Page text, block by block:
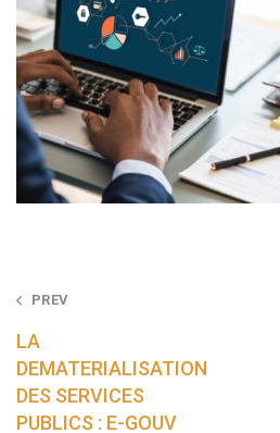
Post
navigation
PREV
LA
DEMATERIALISATION
DES SERVICES
PUBLICS : E-GOUV